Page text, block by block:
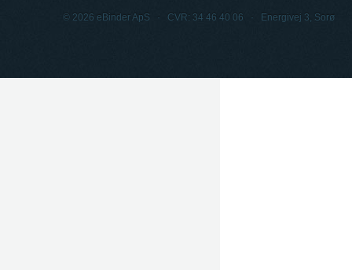
© 2026 eBinder ApS · CVR: 34 46 40 06 · Energivej 3, Sorø